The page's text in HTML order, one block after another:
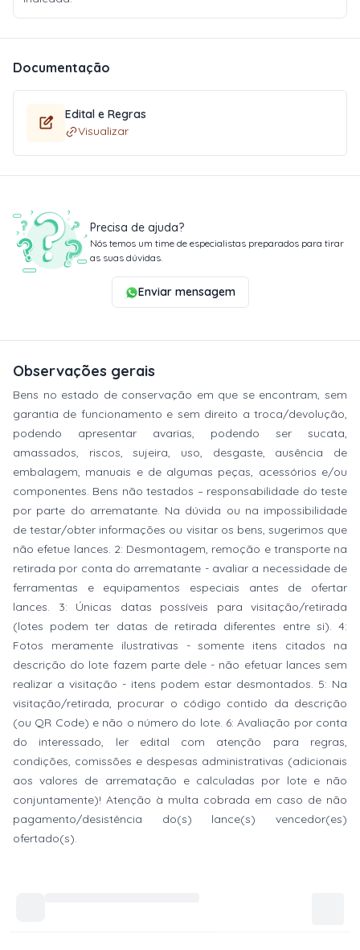
Documentação
Edital e Regras
Visualizar
Precisa de ajuda?
Nós temos um time de especialistas preparados para tirar
as suas dúvidas.
Enviar mensagem
Observações gerais
Bens no estado de conservação em que se encontram, sem
garantia de funcionamento e sem direito a troca/devolução,
podendo apresentar avarias, podendo ser sucata,
amassados, riscos, sujeira, uso, desgaste, ausência de
embalagem, manuais e de algumas peças, acessórios e/ou
componentes. Bens não testados – responsabilidade do teste
por parte do arrematante. Na dúvida ou na impossibilidade
de testar/obter informações ou visitar os bens, sugerimos que
não efetue lances. 2: Desmontagem, remoção e transporte na
retirada por conta do arrematante - avaliar a necessidade de
ferramentas e equipamentos especiais antes de ofertar
lances. 3: Únicas datas possíveis para visitação/retirada
(lotes podem ter datas de retirada diferentes entre si). 4:
Fotos meramente ilustrativas - somente itens citados na
descrição do lote fazem parte dele - não efetuar lances sem
realizar a visitação - itens podem estar desmontados. 5: Na
visitação/retirada, procurar o código contido da descrição
(ou QR Code) e não o número do lote. 6: Avaliação por conta
do interessado, ler edital com atenção para regras,
condições, comissões e despesas administrativas (adicionais
aos valores de arrematação e calculadas por lote e não
conjuntamente)! Atenção à multa cobrada em caso de não
pagamento/desistência do(s) lance(s) vencedor(es)
ofertado(s).